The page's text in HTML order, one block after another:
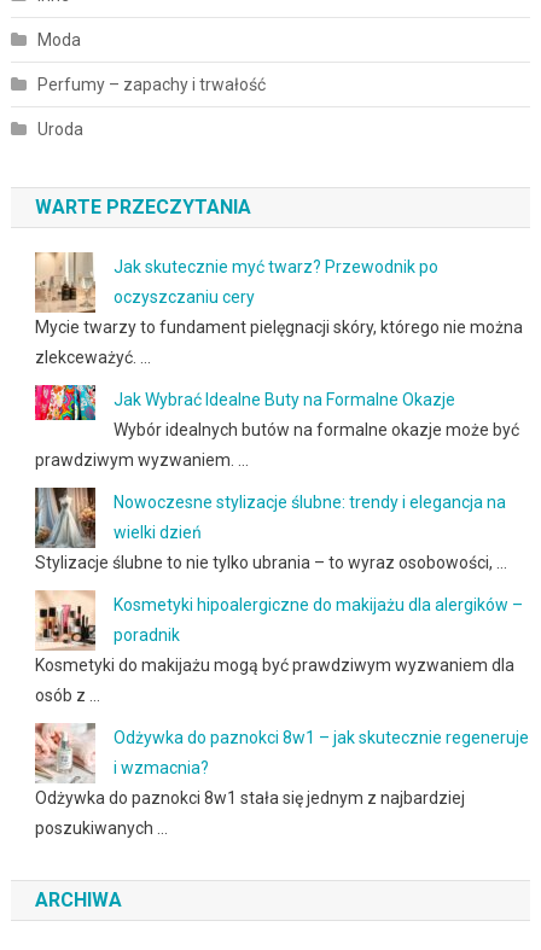
Moda
Perfumy – zapachy i trwałość
Uroda
WARTE PRZECZYTANIA
Jak skutecznie myć twarz? Przewodnik po
oczyszczaniu cery
Mycie twarzy to fundament pielęgnacji skóry, którego nie można
zlekceważyć. …
Jak Wybrać Idealne Buty na Formalne Okazje
Wybór idealnych butów na formalne okazje może być
prawdziwym wyzwaniem. …
Nowoczesne stylizacje ślubne: trendy i elegancja na
wielki dzień
Stylizacje ślubne to nie tylko ubrania – to wyraz osobowości, …
Kosmetyki hipoalergiczne do makijażu dla alergików –
poradnik
Kosmetyki do makijażu mogą być prawdziwym wyzwaniem dla
osób z …
Odżywka do paznokci 8w1 – jak skutecznie regeneruje
i wzmacnia?
Odżywka do paznokci 8w1 stała się jednym z najbardziej
poszukiwanych …
ARCHIWA